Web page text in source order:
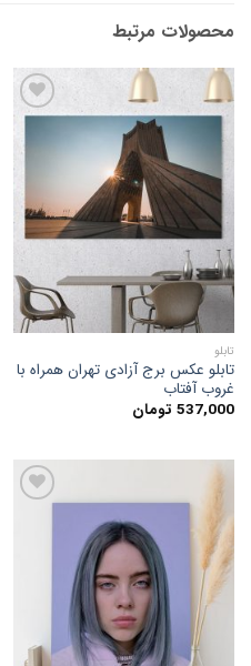
محصولات مرتبط
مندی
ها
تابلو
تابلو عکس برج آزادی تهران همراه با
غروب آفتاب
537,000 تومان